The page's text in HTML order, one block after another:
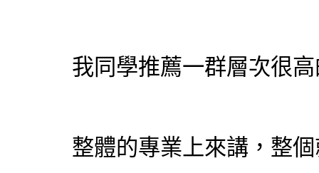
我同學推薦一群層次很
整體的專業上來講，整